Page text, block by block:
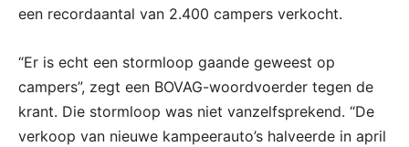
een recordaantal van 2.400 campers verkocht.
“Er is echt een stormloop gaande geweest op
campers”, zegt een BOVAG-woordvoerder tegen de
krant. Die stormloop was niet vanzelfsprekend. “De
verkoop van nieuwe kampeerauto’s halveerde in april